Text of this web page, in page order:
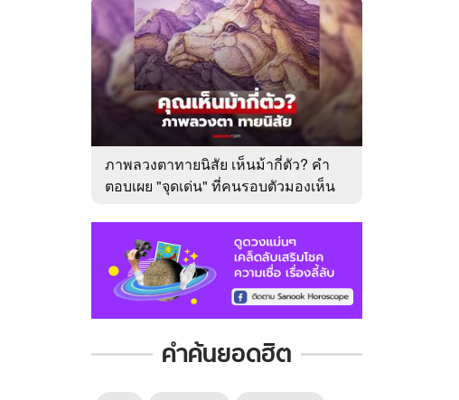
ภาพลวงตาทายนิสัย เห็นม้ากี่ตัว? คำ
ตอบเผย "จุดเด่น" ที่คนรอบตัวมองเห็น
คำค้นยอดฮิต